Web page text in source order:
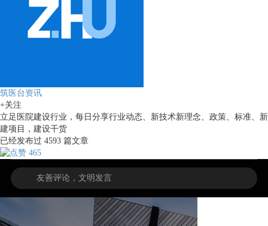
筑医台资讯
+关注
立足医院建设行业，每日分享行业动态、新技术新理念、政策、标准、新
建项目，建设干货
已经发布过 4593 篇文章
465